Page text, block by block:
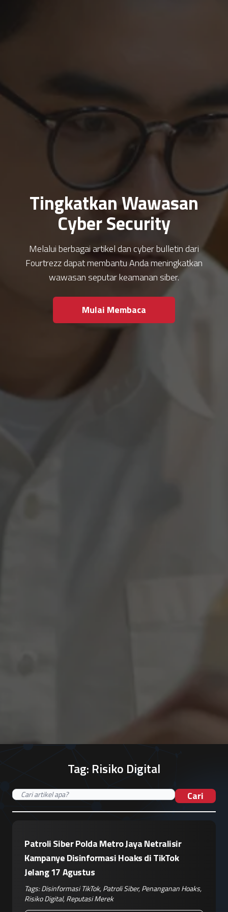
Tingkatkan Wawasan
Cyber Security
Melalui berbagai artikel dan cyber bulletin dari
Fourtrezz dapat membantu Anda meningkatkan
wawasan seputar keamanan siber.
Mulai Membaca
Tag: Risiko Digital
Cari
Patroli Siber Polda Metro Jaya Netralisir
Kampanye Disinformasi Hoaks di TikTok
Jelang 17 Agustus
Tags:Disinformasi TikTok,Patroli Siber,Penanganan Hoaks,
Risiko Digital,Reputasi Merek